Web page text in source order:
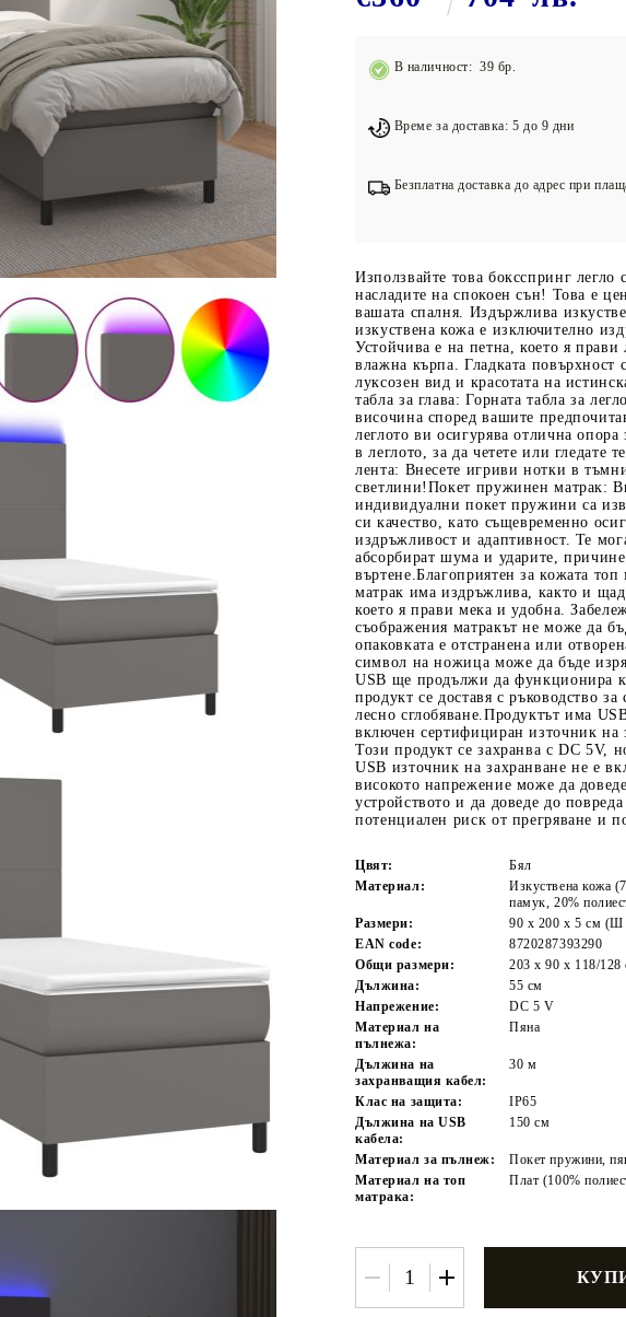
Подложки за фитнес уреди
Лостове за набиране
Силови кули
Йога и пилатес
Tweet
В наличност: 39 бр.
Време за доставка: 5 до 9 дни
Безплатна доставка до адрес при
Използвайте това боксспринг легло
насладите на спокоен сън! Това е
вашата спалня. Издържлива
изкуствена кожа е изключително
Устойчива е на петна, което я прави
влажна кърпа. Гладката повърхност
луксозен вид и красотата на
табла за глава: Горната табла за
височина според вашите
леглото ви осигурява отлична опора
в леглото, за да четете или гледате
лента: Внесете игриви нотки в
светлини!Покет пружинен матрак:
индивидуални покет пружини са
си качество, като същевременно
издръжливост и адаптивност. Те
абсорбират шума и ударите,
въртене.Благоприятен за кожата топ
матрак има издръжлива, както и
което я прави мека и удобна.
съображения матракът не може да
опаковката е отстранена или
символ на ножица може да бъде
USB ще продължи да функционира
продукт се доставя с ръководство
лесно сглобяване.Продуктът има
включен сертифициран източник на
Този продукт се захранва с DC 5V,
USB източник на захранване не е
високото напрежение може да
устройството и да доведе до
потенциален риск от прегряване и
Цвят:
Бял
Материал:
Изкуствена кожа
памук, 20%
Размери:
90 x 200 x 5 см
EAN code:
8720287393290
Общи размери:
203 x 90 x 118/
Дължина:
55 см
Напрежение:
DC 5 V
Материал на
пълнежа:
Пяна
Дължина на
захранващия кабел:
30 м
Клас на защита:
IP65
Дължина на USB
кабела:
150 см
Материал за пълнеж:
Покет пружини,
Материал на топ
матрака:
Плат (100%